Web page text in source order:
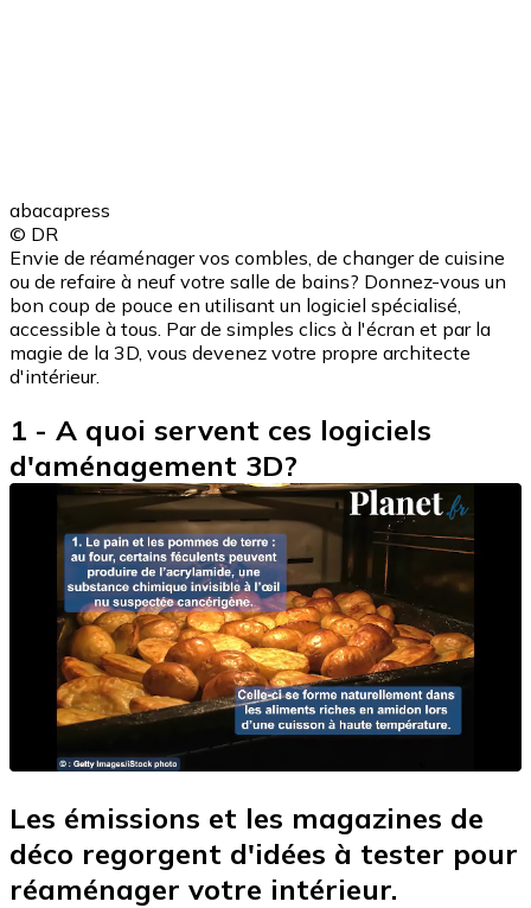
abacapress
© DR
Envie de réaménager vos combles, de changer de cuisine
ou de refaire à neuf votre salle de bains? Donnez-vous un
bon coup de pouce en utilisant un logiciel spécialisé,
accessible à tous. Par de simples clics à l'écran et par la
magie de la 3D, vous devenez votre propre architecte
d'intérieur.
1 - A quoi servent ces logiciels
d'aménagement 3D?
Les émissions et les magazines de
déco regorgent d'idées à tester pour
réaménager votre intérieur.